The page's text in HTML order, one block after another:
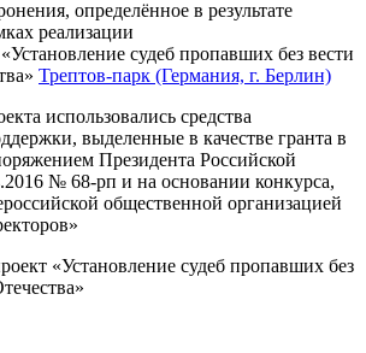
определённое в результате
реализации
судеб пропавших без вести
Трептов-парк (Германия, г. Берлин)
использовались средства
выделенные в качестве гранта в
Президента Российской
№ 68-рп и на основании конкурса,
общественной организацией
«Установление судеб пропавших без